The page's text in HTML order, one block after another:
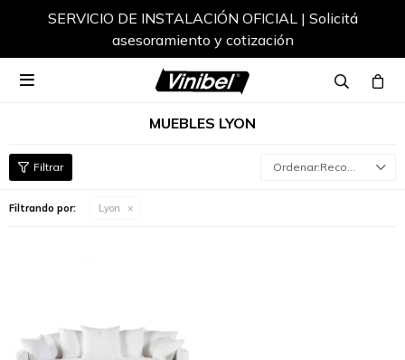
SERVICIO DE INSTALACIÓN OFICIAL | Solicitá
asesoramiento y cotización

MUEBLES LYON
Recomendados
Filtrando por: Lyon